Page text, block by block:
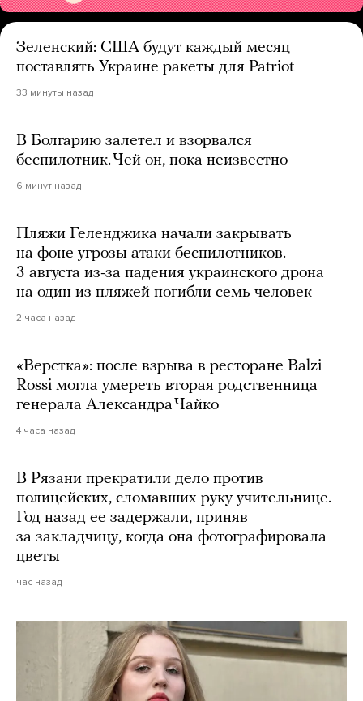
Зеленский: США будут каждый месяц
поставлять Украине ракеты для Patriot
33 минуты назад
В Болгарию залетел и взорвался
беспилотник. Чей он, пока неизвестно
6 минут назад
Пляжи Геленджика начали закрывать
на фоне угрозы атаки беспилотников.
3 августа из-за падения украинского дрона
на один из пляжей погибли семь человек
2 часа назад
«Верстка»: после взрыва в ресторане Balzi
Rossi могла умереть вторая родственница
генерала Александра Чайко
4 часа назад
В Рязани прекратили дело против
полицейских, сломавших руку учительнице.
Год назад ее задержали, приняв
за закладчицу, когда она фотографировала
цветы
час назад